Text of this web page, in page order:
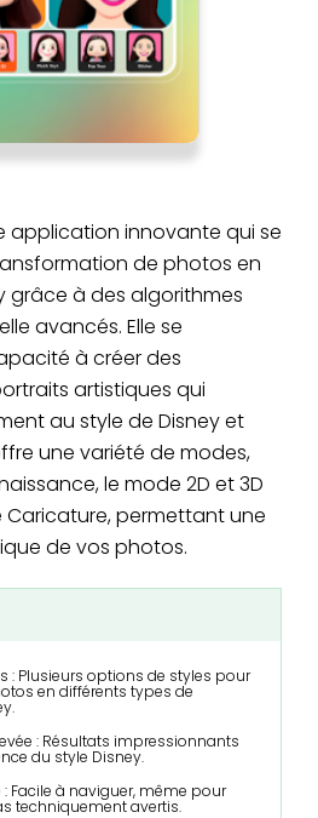
application innovante qui se
de photos en
grâce à des algorithmes
avancés. Elle se
à créer des
artistiques qui
au style de Disney et
une variété de modes,
le mode 2D et 3D
permettant une
de vos photos.
: Plusieurs options de styles pour
en différents types de
: Résultats impressionnants
du style Disney.
Facile à naviguer, même pour
techniquement avertis.